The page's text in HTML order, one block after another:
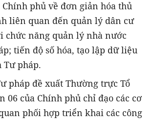
Chính phủ về đơn giản hóa thủ
liên quan đến quản lý dân cư
chức năng quản lý nhà nước
tiến độ số hóa, tạo lập dữ liệu
Tư pháp.
pháp đề xuất Thường trực Tổ
06 của Chính phủ chỉ đạo các cơ
phối hợp triển khai các công